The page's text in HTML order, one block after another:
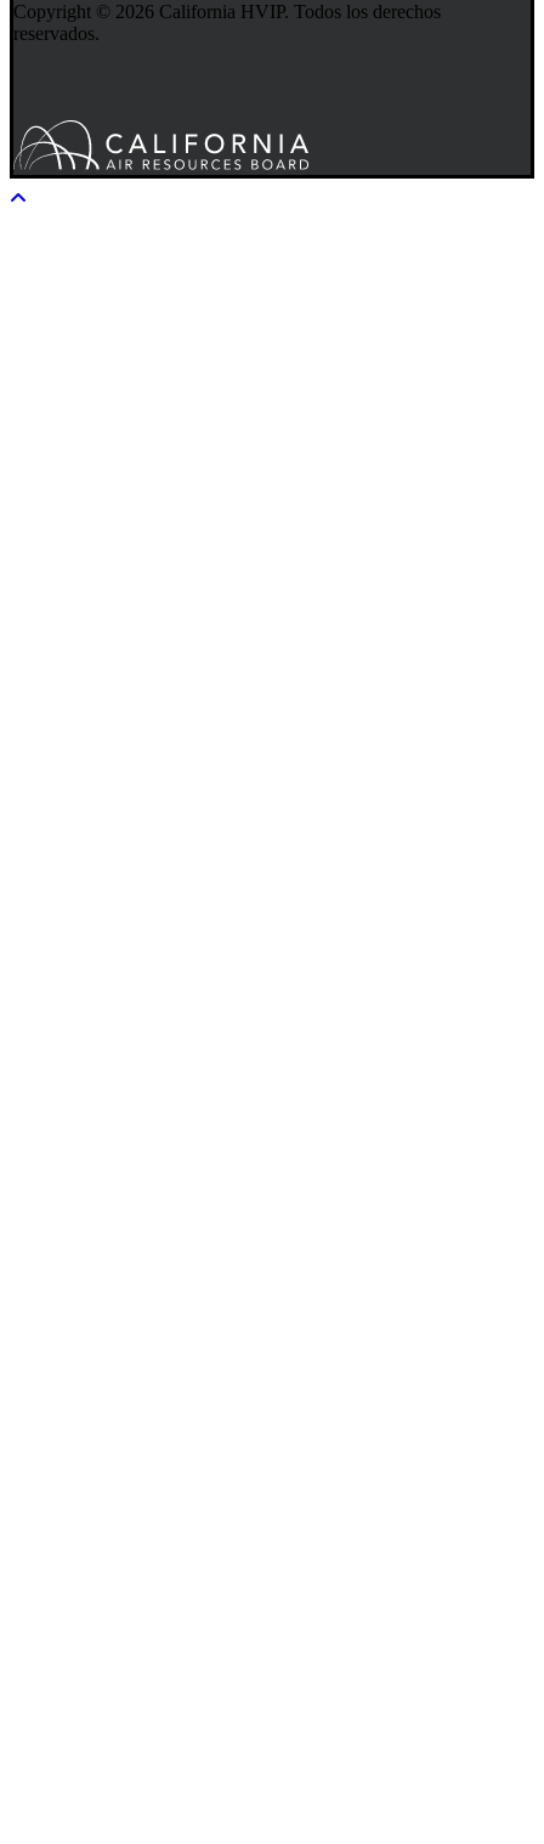
Copyright © 2026 California HVIP. Todos los derechos
reservados.